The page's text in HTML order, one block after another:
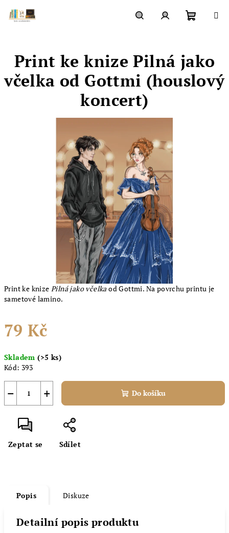
obsah
košík
Print ke knize Pilná jako včelkaod Gottmi. Na povrchu printu je
sametové lamino.
79 Kč
cena:
Skladem(>5 ks)
Kód: 393
+
− Do košíku
Zeptat se Sdílet
Print ke knize Pilná jako
včelka od Gottmi (houslový
koncert)
Popis Diskuze
Detailní popis produktu